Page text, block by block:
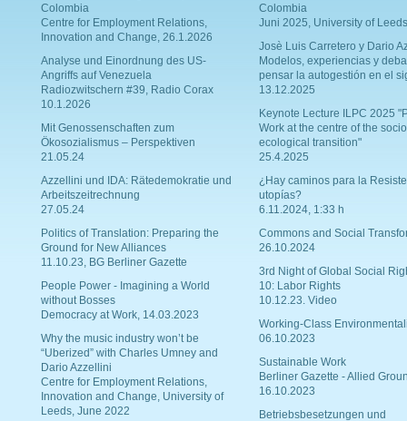
Colombia
Centre for Employment Relations,
Innovation and Change, 26.1.2026
Analyse und Einordnung des US-
Angriffs auf Venezuela
Radiozwitschern #39, Radio Corax
10.1.2026
Mit Genossenschaften zum
Ökosozialismus – Perspektiven
21.05.24
Azzellini und IDA: Rätedemokratie und
Arbeitszeitrechnung
27.05.24
Politics of Translation: Preparing the
Ground for New Alliances
11.10.23, BG Berliner Gazette
People Power - Imagining a World
without Bosses
Democracy at Work, 14.03.2023
Why the music industry won’t be
“Uberized” with Charles Umney and
Dario Azzellini
Centre for Employment Relations,
Innovation and Change, University of
Leeds, June 2022
Colombia
Juni 2025, University of Leeds
Josè Luis Carretero y Dario
Modelos, experiencias y
pensar la autogestión en el
13.12.2025
Keynote Lecture ILPC 2025
Work at the centre of the
ecological transition"
25.4.2025
¿Hay caminos para la
utopías?
6.11.2024, 1:33 h
Commons and Social
26.10.2024
3rd Night of Global Social
10: Labor Rights
10.12.23. Video
Working-Class
06.10.2023
Sustainable Work
Berliner Gazette - Allied
16.10.2023
Betriebsbesetzungen und